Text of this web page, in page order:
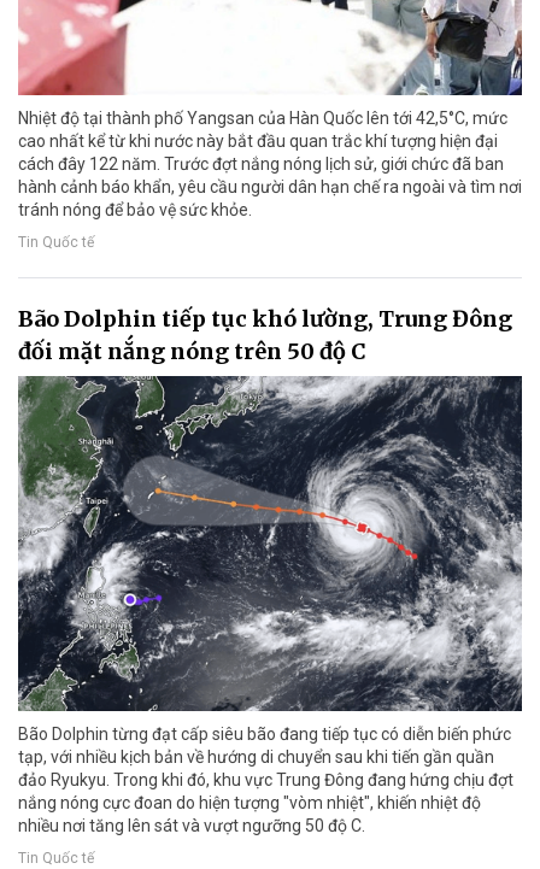
Nhiệt độ tại thành phố Yangsan của Hàn Quốc lên tới 42,5°C, mức
cao nhất kể từ khi nước này bắt đầu quan trắc khí tượng hiện đại
cách đây 122 năm. Trước đợt nắng nóng lịch sử, giới chức đã ban
hành cảnh báo khẩn, yêu cầu người dân hạn chế ra ngoài và tìm nơi
tránh nóng để bảo vệ sức khỏe.
Tin Quốc tế
Bão Dolphin tiếp tục khó lường, Trung Đông
đối mặt nắng nóng trên 50 độ C
Bão Dolphin từng đạt cấp siêu bão đang tiếp tục có diễn biến phức
tạp, với nhiều kịch bản về hướng di chuyển sau khi tiến gần quần
đảo Ryukyu. Trong khi đó, khu vực Trung Đông đang hứng chịu đợt
nắng nóng cực đoan do hiện tượng "vòm nhiệt", khiến nhiệt độ
nhiều nơi tăng lên sát và vượt ngưỡng 50 độ C.
Tin Quốc tế